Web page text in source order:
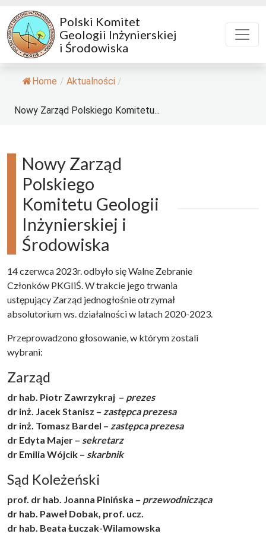
Polski Komitet
Geologii Inżynierskiej
i Środowiska
Home / Aktualności /
Nowy Zarząd Polskiego Komitetu...
Nowy Zarząd
Polskiego
Komitetu Geologii
Inżynierskiej i
Środowiska
14 czerwca 2023r. odbyło się Walne Zebranie
Członków PKGIiŚ. W trakcie jego trwania
ustępujący Zarząd jednogłośnie otrzymał
absolutorium ws. działalności w latach 2020-2023.
Przeprowadzono głosowanie, w którym zostali
wybrani:
Zarząd
dr hab. Piotr Zawrzykraj – prezes
dr inż. Jacek Stanisz – zastępca prezesa
dr inż. Tomasz Bardel – zastępca prezesa
dr Edyta Majer – sekretarz
dr Emilia Wójcik – skarbnik
Sąd Koleżeński
prof. dr hab. Joanna Pinińska – przewodnicząca
dr hab. Paweł Dobak, prof. ucz.
dr hab. Beata Łuczak-Wilamowska